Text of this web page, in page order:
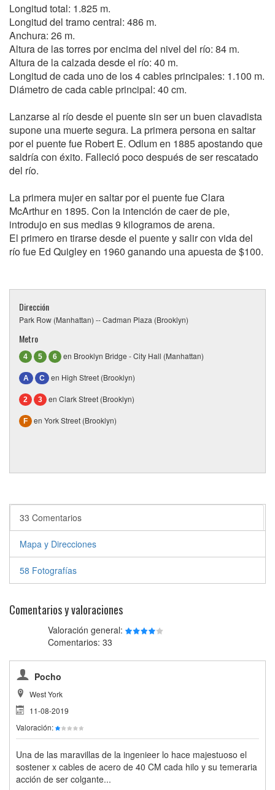
Longitud total: 1.825 m.
Longitud del tramo central: 486 m.
Anchura: 26 m.
Altura de las torres por encima del nivel del río: 84 m.
Altura de la calzada desde el río: 40 m.
Longitud de cada uno de los 4 cables principales: 1.100 m.
Diámetro de cada cable principal: 40 cm.
Lanzarse al río desde el puente sin ser un buen clavadista
supone una muerte segura. La primera persona en saltar
por el puente fue Robert E. Odlum en 1885 apostando que
saldría con éxito. Falleció poco después de ser rescatado
del río.
La primera mujer en saltar por el puente fue Clara
McArthur en 1895. Con la intención de caer de pie,
introdujo en sus medias 9 kilogramos de arena.
El primero en tirarse desde el puente y salir con vida del
río fue Ed Quigley en 1960 ganando una apuesta de $100.
Dirección
Park Row (Manhattan) -- Cadman Plaza (Brooklyn)
Metro
4 5 6 en Brooklyn Bridge - City Hall (Manhattan)
A C en High Street (Brooklyn)
2 3 en Clark Street (Brooklyn)
F en York Street (Brooklyn)
33 Comentarios
Mapa y Direcciones
58 Fotografías
Comentarios y valoraciones
Valoración general:
Comentarios: 33
Pocho
West York
11-08-2019
Valoración:
Una de las maravillas de la ingenieer lo hace majestuoso el
sostener x cables de acero de 40 CM cada hilo y su temeraria
acción de ser colgante...